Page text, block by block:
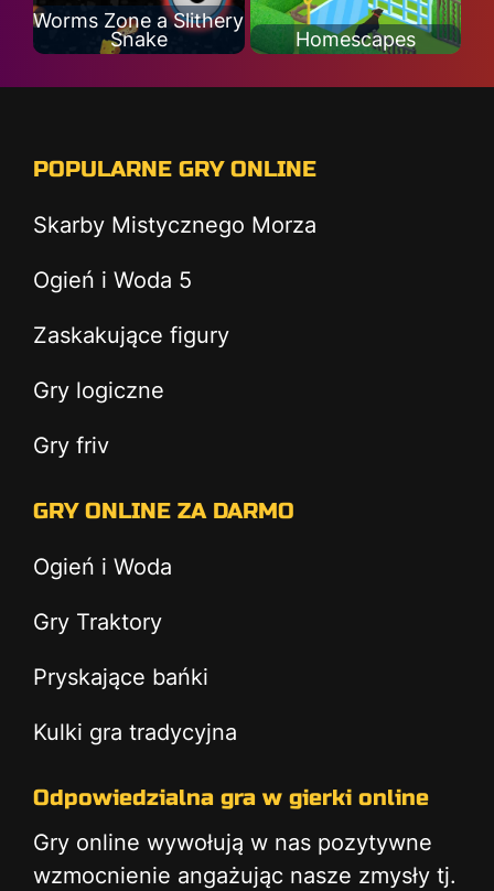
Worms Zone a Slithery
Snake
Homescapes
POPULARNE GRY ONLINE
Skarby Mistycznego Morza
Ogień i Woda 5
Zaskakujące figury
Gry logiczne
Gry friv
GRY ONLINE ZA DARMO
Ogień i Woda
Gry Traktory
Pryskające bańki
Kulki gra tradycyjna
Odpowiedzialna gra w gierki online
Gry online wywołują w nas pozytywne
wzmocnienie angażując nasze zmysły tj.